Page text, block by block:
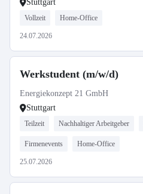
Stuttgart
Vollzeit Home-Office
24.07.2026
Werkstudent (m/w/d)
Energiekonzept 21 GmbH
Stuttgart
Teilzeit Nachhaltiger Arbeitgeber
Firmenevents Home-Office
25.07.2026